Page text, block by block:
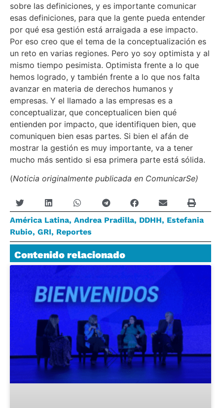
sobre las definiciones, y es importante comunicar
esas definiciones, para que la gente pueda entender
por qué esa gestión está arraigada a ese impacto.
Por eso creo que el tema de la conceptualización es
un reto en varias regiones. Pero yo soy optimista y al
mismo tiempo pesimista. Optimista frente a lo que
hemos logrado, y también frente a lo que nos falta
avanzar en materia de derechos humanos y
empresas. Y el llamado a las empresas es a
conceptualizar, que conceptualicen bien qué
entienden por impacto, que identifiquen bien, que
comuniquen bien esas partes. Si bien el afán de
mostrar la gestión es muy importante, va a tener
mucho más sentido si esa primera parte está sólida.
(Noticia originalmente publicada en ComunicarSe)
América Latina, Andrea Pradilla, DDHH, Estefania
Rubio, GRI, Reportes
Contenido relacionado